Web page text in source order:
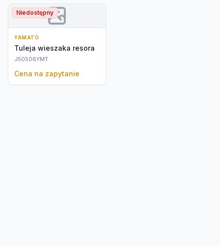
Niedostępny
YAMATO
Tuleja wieszaka resora
J50506YMT
Cena na zapytanie